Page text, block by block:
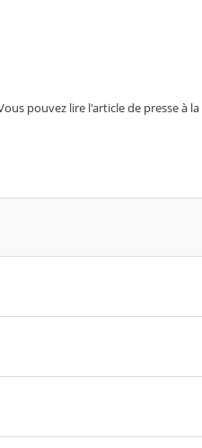
pouvez lire l'article de presse à la